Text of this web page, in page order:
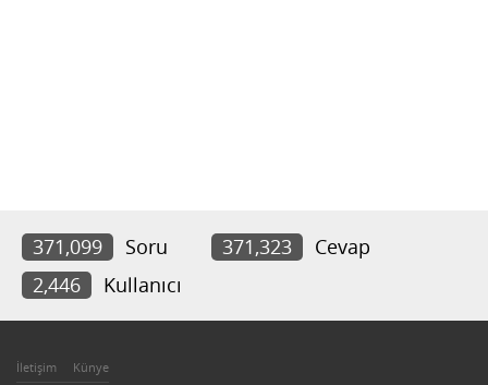
371,099 Soru 371,323
Cevap
2,446
Kullanıcı
İletişim Künye